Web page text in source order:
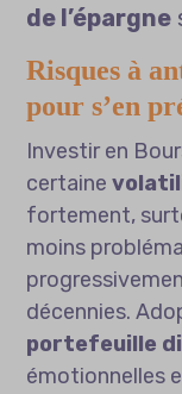
de l’épargne
Risques à
pour s’en
Investir en
certaine
fortement,
moins
décennies.
portefeuille
émotionnelles